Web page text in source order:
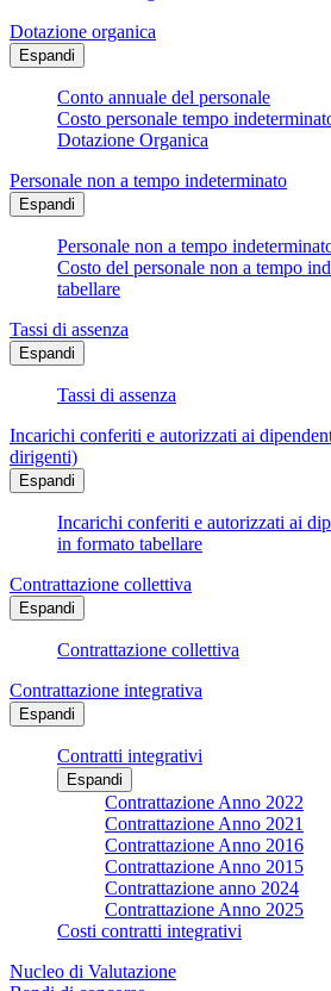
Dotazione organica
Espandi
Conto annuale del personale
Costo personale tempo
Dotazione Organica
Personale non a tempo indeterminato
Espandi
Personale non a tempo
Costo del personale non a tempo
tabellare
Tassi di assenza
Espandi
Tassi di assenza
Incarichi conferiti e autorizzati ai
dirigenti)
Espandi
Incarichi conferiti e autorizzati ai
in formato tabellare
Contrattazione collettiva
Espandi
Contrattazione collettiva
Contrattazione integrativa
Espandi
Contratti integrativi
Espandi
Contrattazione Anno 2022
Contrattazione Anno 2021
Contrattazione Anno 2016
Contrattazione Anno 2015
Contrattazione anno 2024
Contrattazione Anno 2025
Costi contratti integrativi
Nucleo di Valutazione